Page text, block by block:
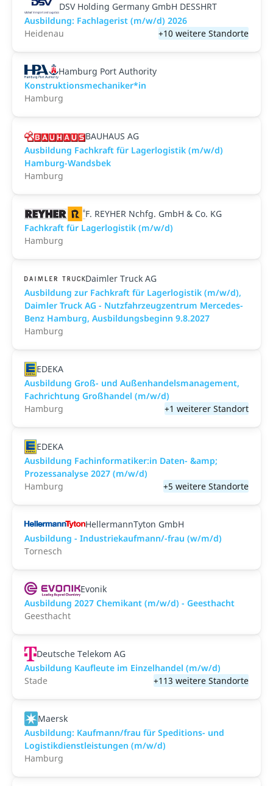
DSV Holding Germany GmbH DESSHRT
Ausbildung: Fachlagerist (m/w/d) 2026
Heidenau
+10 weitere Standorte
Hamburg Port Authority
Konstruktionsmechaniker*in
Hamburg
BAUHAUS AG
Ausbildung Fachkraft für Lagerlogistik (m/w/d)
Hamburg-Wandsbek
Hamburg
F. REYHER Nchfg. GmbH & Co. KG
Fachkraft für Lagerlogistik (m/w/d)
Hamburg
Daimler Truck AG
Ausbildung zur Fachkraft für Lagerlogistik (m/w/d),
Daimler Truck AG - Nutzfahrzeugzentrum Mercedes-
Benz Hamburg, Ausbildungsbeginn 9.8.2027
Hamburg
EDEKA
Ausbildung Groß- und Außenhandelsmanagement,
Fachrichtung Großhandel (m/w/d)
Hamburg
+1 weiterer Standort
EDEKA
Ausbildung Fachinformatiker:in Daten- &amp;
Prozessanalyse 2027 (m/w/d)
Hamburg
+5 weitere Standorte
HellermannTyton GmbH
Ausbildung - Industriekaufmann/-frau (w/m/d)
Tornesch
Evonik
Ausbildung 2027 Chemikant (m/w/d) - Geesthacht
Geesthacht
Deutsche Telekom AG
Ausbildung Kaufleute im Einzelhandel (m/w/d)
Stade
+113 weitere Standorte
Maersk
Ausbildung: Kaufmann/frau für Speditions- und
Logistikdienstleistungen (m/w/d)
Hamburg